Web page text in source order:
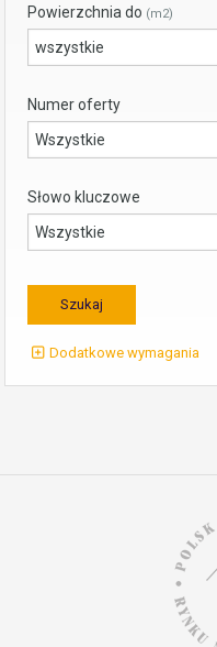
Powierzchnia do (m2)
Numer oferty
Słowo kluczowe
Dodatkowe wymagania